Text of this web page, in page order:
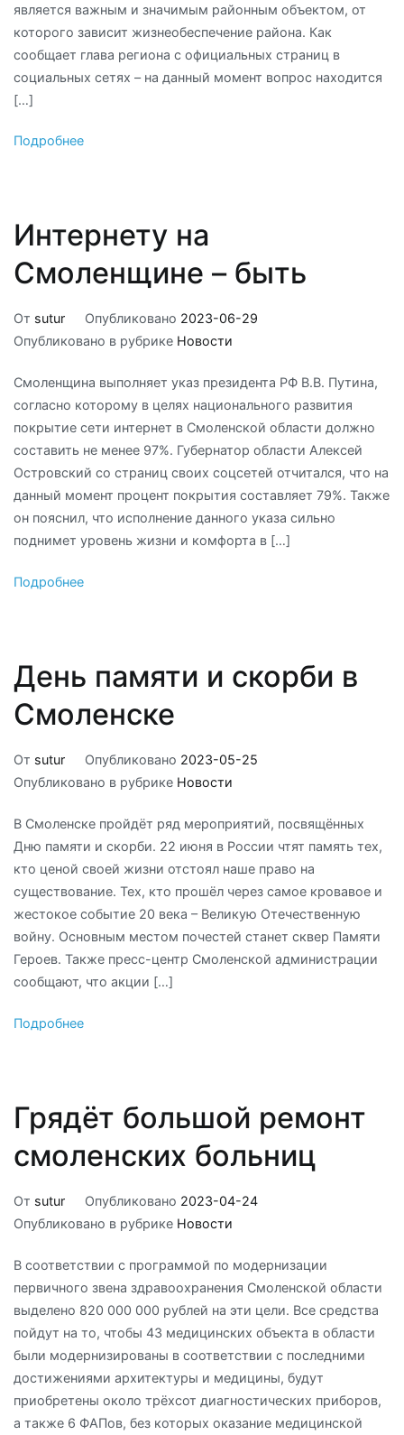
является важным и значимым районным объектом, от
которого зависит жизнеобеспечение района. Как
сообщает глава региона с официальных страниц в
социальных сетях – на данный момент вопрос находится
[…]
Подробнее
Интернету на
Смоленщине – быть
От sutur Опубликовано 2023-06-29
Опубликовано в рубрике Новости
Смоленщина выполняет указ президента РФ В.В. Путина,
согласно которому в целях национального развития
покрытие сети интернет в Смоленской области должно
составить не менее 97%. Губернатор области Алексей
Островский со страниц своих соцсетей отчитался, что на
данный момент процент покрытия составляет 79%. Также
он пояснил, что исполнение данного указа сильно
поднимет уровень жизни и комфорта в […]
Подробнее
День памяти и скорби в
Смоленске
От sutur Опубликовано 2023-05-25
Опубликовано в рубрике Новости
В Смоленске пройдёт ряд мероприятий, посвящённых
Дню памяти и скорби. 22 июня в России чтят память тех,
кто ценой своей жизни отстоял наше право на
существование. Тех, кто прошёл через самое кровавое и
жестокое событие 20 века – Великую Отечественную
войну. Основным местом почестей станет сквер Памяти
Героев. Также пресс-центр Смоленской администрации
сообщают, что акции […]
Подробнее
Грядёт большой ремонт
смоленских больниц
От sutur Опубликовано 2023-04-24
Опубликовано в рубрике Новости
В соответствии с программой по модернизации
первичного звена здравоохранения Смоленской области
выделено 820 000 000 рублей на эти цели. Все средства
пойдут на то, чтобы 43 медицинских объекта в области
были модернизированы в соответствии с последними
достижениями архитектуры и медицины, будут
приобретены около трёхсот диагностических приборов,
а также 6 ФАПов, без которых оказание медицинской